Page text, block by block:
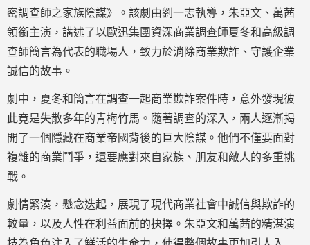
密調查師之家族陰謀》。該劇由劉一志執導，朱亞文、萬茜
領銜主演，講述了以歐迅集團資深商業調查師夏冬和高級調
查師簡言為代表的職場人，致力於消除商業欺詐、守護企業
誠信的故事。
劇中，夏冬和簡言在調查一起商業欺詐案件時，意外發現彼
此竟是失散多年的青梅竹馬。隨著調查的深入，兩人逐漸揭
開了一個隱藏在商業帝國背後的巨大陰謀。他們不僅要面對
複雜的商業鬥爭，還要應對來自家族、朋友和敵人的多重挑
戰。
劇情緊湊，懸念迭起，展現了現代商業社會中誠信與欺詐的
較量，以及人性在利益面前的抉擇。朱亞文和萬茜的精湛演